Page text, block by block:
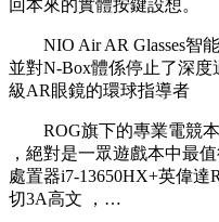
回本來的實體按鍵設想。
NIO Air AR Glasses智能
並對N-Box體係停止了深度
級AR眼鏡的環球指導者
ROG旗下的專業電競本
，絕對是一眾遊戲本中最值
處置器i7-13650HX+英偉
切3A高文 ，…